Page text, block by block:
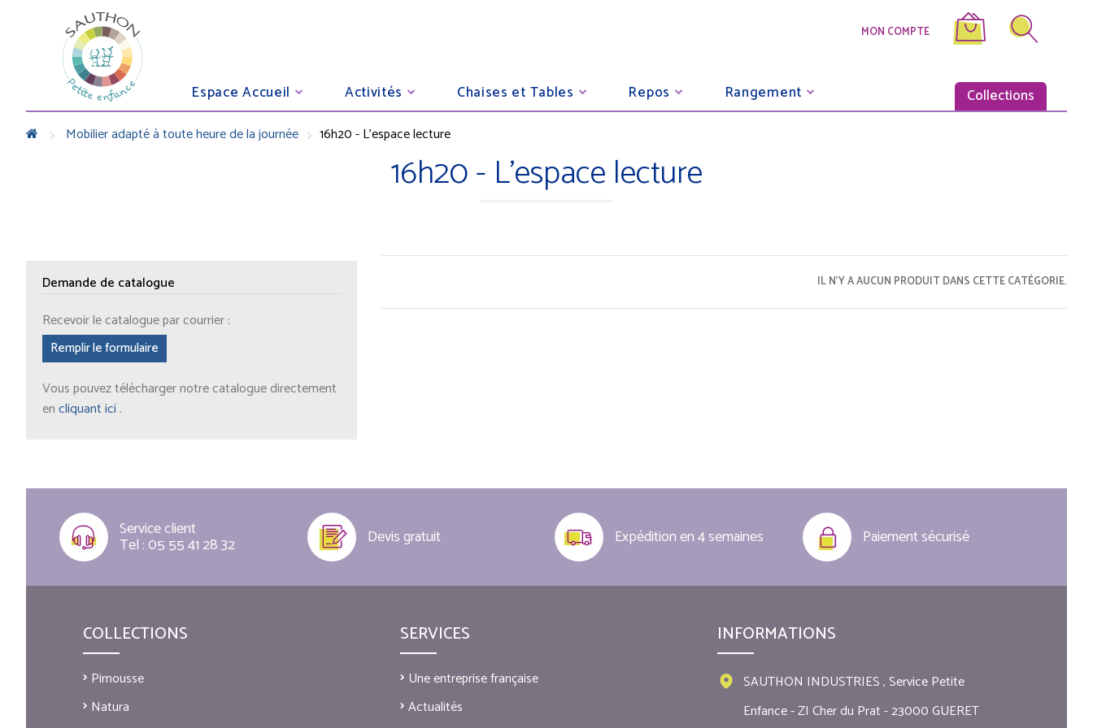
MON COMPTE
Espace Accueil Activités Chaises et Tables Repos Rangement Collections
> Mobilier adapté à toute heure de la journée > 16h20 - L'espace lecture
16h20 - L'espace lecture
Demande de catalogue
Recevoir le catalogue par courrier :
Remplir le formulaire
Vous pouvez télécharger notre catalogue directement
encliquant ici .
IL N'Y A AUCUN PRODUIT DANS CETTE CATÉGORIE.
Service client
Tel : 05 55 41 28 32 Devis gratuit Expédition en 4 semaines Paiement sécurisé
COLLECTIONS
Pimousse
Natura
SERVICES
Une entreprise française
Actualités
INFORMATIONS
SAUTHON INDUSTRIES , Service Petite
Enfance - ZI Cher du Prat - 23000 GUERET